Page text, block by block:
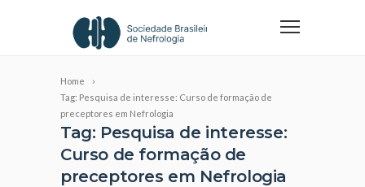
Home
Tag: Pesquisa de interesse: Curso de formação de
preceptores em Nefrologia
Tag: Pesquisa de interesse:
Curso de formação de
preceptores em Nefrologia